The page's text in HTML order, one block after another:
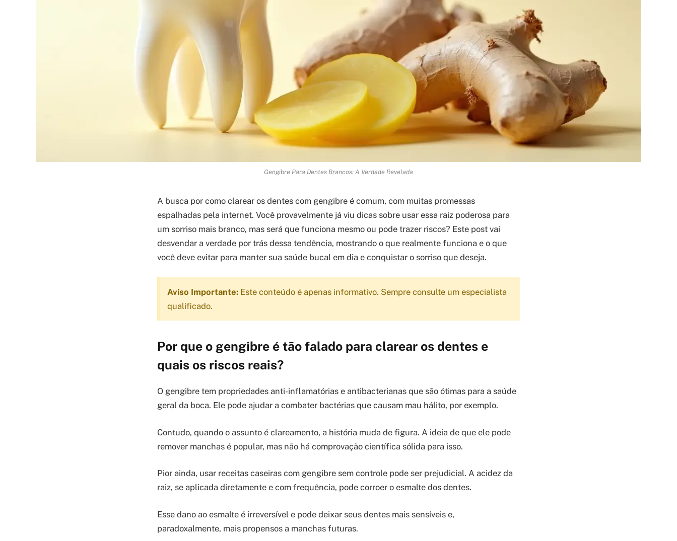
Gengibre Para Dentes Brancos: A Verdade Revelada
A busca por como clarear os dentes com gengibre é comum, com muitas promessas
espalhadas pela internet. Você provavelmente já viu dicas sobre usar essa raiz poderosa para
um sorriso mais branco, mas será que funciona mesmo ou pode trazer riscos? Este post vai
desvendar a verdade por trás dessa tendência, mostrando o que realmente funciona e o que
você deve evitar para manter sua saúde bucal em dia e conquistar o sorriso que deseja.
Aviso Importante: Este conteúdo é apenas informativo. Sempre consulte um especialista
qualificado.
Por que o gengibre é tão falado para clarear os dentes e
quais os riscos reais?
O gengibre tem propriedades anti-inflamatórias e antibacterianas que são ótimas para a saúde
geral da boca. Ele pode ajudar a combater bactérias que causam mau hálito, por exemplo.
Contudo, quando o assunto é clareamento, a história muda de figura. A ideia de que ele pode
remover manchas é popular, mas não há comprovação científica sólida para isso.
Pior ainda, usar receitas caseiras com gengibre sem controle pode ser prejudicial. A acidez da
raiz, se aplicada diretamente e com frequência, pode corroer o esmalte dos dentes.
Esse dano ao esmalte é irreversível e pode deixar seus dentes mais sensíveis e,
paradoxalmente, mais propensos a manchas futuras.